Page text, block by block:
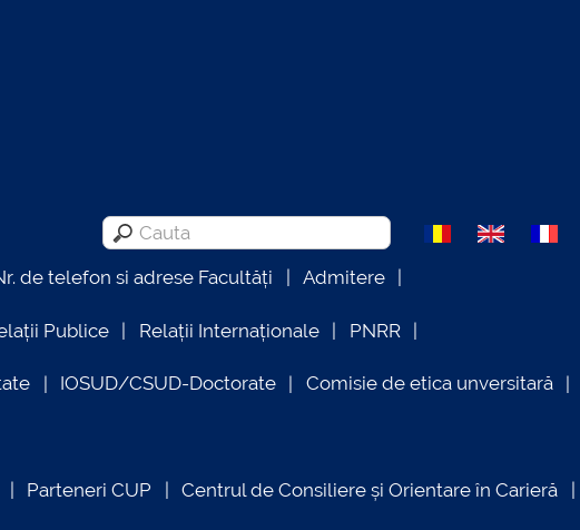
de telefon si adrese Facultăți Admitere
Publice Relații Internaționale PNRR
IOSUD/CSUD-Doctorate Comisie de etica unversitară
Parteneri CUP Centrul de Consiliere și Orientare în Carieră